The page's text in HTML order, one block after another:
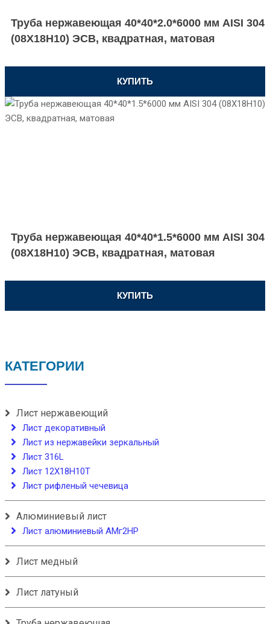
Труба нержавеющая 40*40*2.0*6000 мм AISI 304
(08Х18Н10) ЭСВ, квадратная, матовая
КУПИТЬ
Труба нержавеющая 40*40*1.5*6000 мм AISI 304
(08Х18Н10) ЭСВ, квадратная, матовая
КУПИТЬ
КАТЕГОРИИ
Лист нержавеющий
Лист декоративный
Лист из нержавейки зеркальный
Лист 316L
Лист 12Х18Н10Т
Лист рифленый чечевица
Алюминиевый лист
Лист алюминиевый АМг2НР
Лист медный
Лист латуный